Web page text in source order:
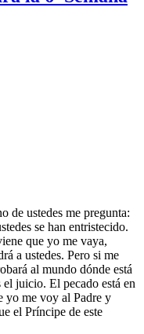
de ustedes me pregunta:
se han entristecido.
que yo me vaya,
a ustedes. Pero si me
al mundo dónde está
juicio. El pecado está en
yo me voy al Padre y
el Príncipe de este